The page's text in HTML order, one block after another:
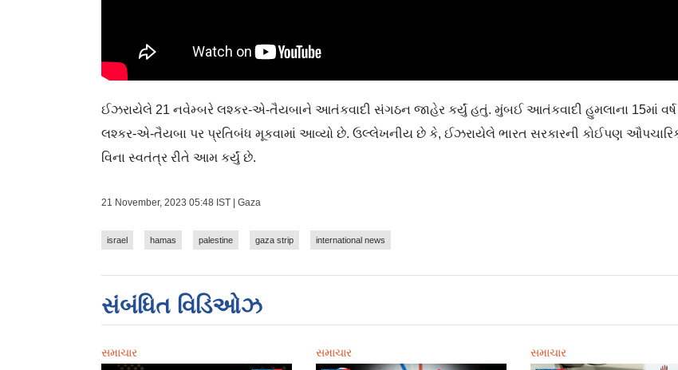
ઈઝરાયેલે 21 નવેમ્બરે લશ્કર-એ-તૈયબાને આતંકવાદી સંગઠન જાહેર કર્યું હતું. મુંબઈ આતંકવાદી હુમલાના 15માં વર્ષ
લશ્કર-એ-તૈયબા પર પ્રતિબંધ મૂકવામાં આવ્યો છે. ઉલ્લેખનીય છે કે, ઈઝરાયેલે ભારત સરકારની કોઈપણ
વિના સ્વતંત્ર રીતે આમ કર્યું છે.
21 November, 2023 05:48 IST | Gaza
israel hamas palestine gaza strip international news
સંબંધિત વિડિઓઝ
સમાચાર સમાચાર સમાચાર